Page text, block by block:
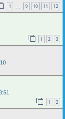
1 9 10 11 12
1 2 3
1 2